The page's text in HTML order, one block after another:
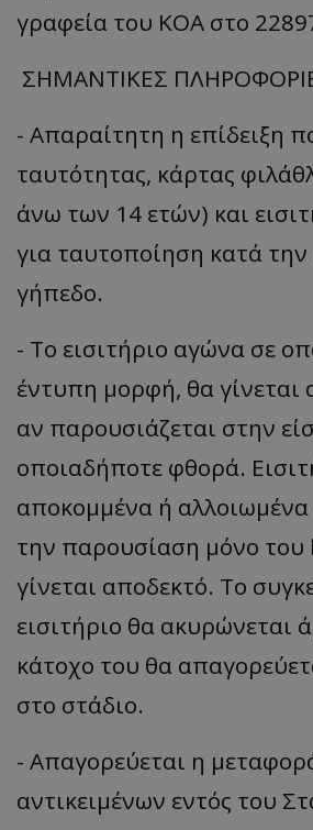
γραφεία του ΚΟΑ στο
ΣΗΜΑΝΤΙΚΕΣ
- Απαραίτητη η επίδειξη
ταυτότητας, κάρτας
άνω των 14 ετών) και
για ταυτοποίηση κατά την
γήπεδο.
- Το εισιτήριο αγώνα σε
έντυπη μορφή, θα γίνεται
αν παρουσιάζεται στην
οποιαδήποτε φθορά.
αποκομμένα ή αλλοιωμένα
την παρουσίαση μόνο του
γίνεται αποδεκτό. Το
εισιτήριο θα ακυρώνεται
κάτοχο του θα
στο στάδιο.
- Απαγορεύεται η
αντικειμένων εντός του